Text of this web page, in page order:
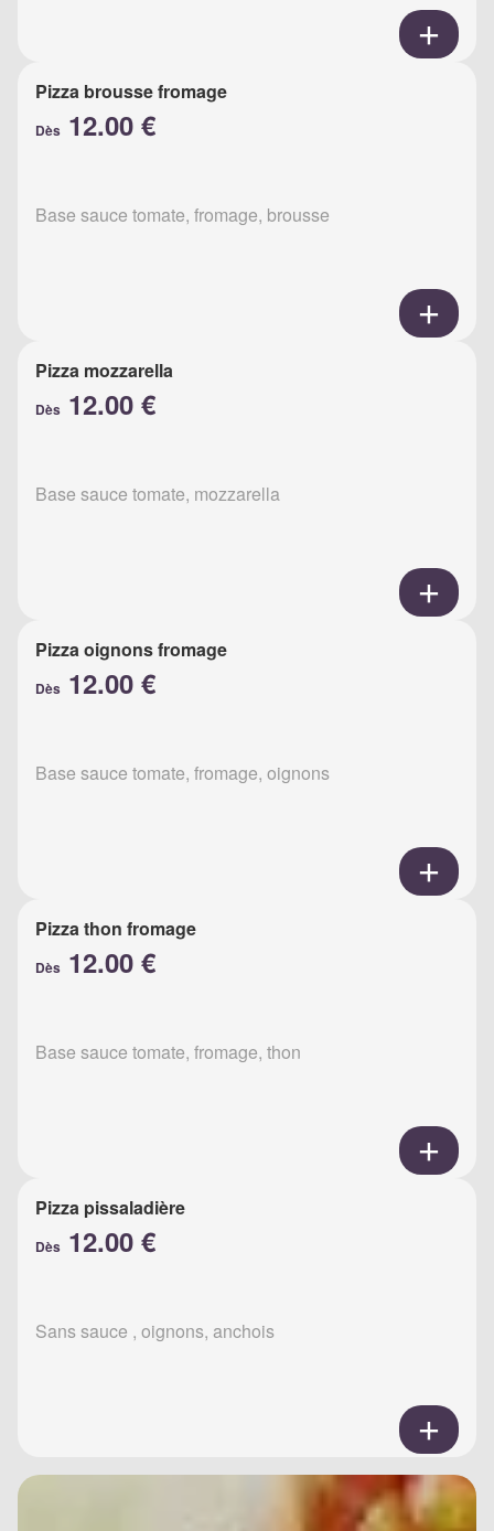
Pizza brousse fromage
Dès 12.00 €
Base sauce tomate, fromage, brousse
Pizza mozzarella
Dès 12.00 €
Base sauce tomate, mozzarella
Pizza oignons fromage
Dès 12.00 €
Base sauce tomate, fromage, oignons
Pizza thon fromage
Dès 12.00 €
Base sauce tomate, fromage, thon
Pizza pissaladière
Dès 12.00 €
Sans sauce , oignons, anchois